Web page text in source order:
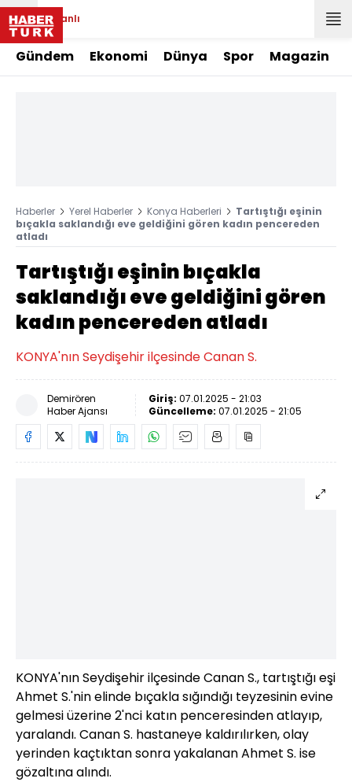
Canlı
Gündem Ekonomi Dünya Spor Magazin
Haberler Yerel Haberler Konya Haberleri
Tartıştığı eşinin
bıçakla saklandığı eve geldiğini gören kadın pencereden
atladı
Tartıştığı eşinin bıçakla
saklandığı eve geldiğini gören
kadın pencereden atladı
KONYA'nın Seydişehir ilçesinde Canan S.
Demirören
Haber Ajansı
Giriş: 07.01.2025 - 21:03
Güncelleme: 07.01.2025 - 21:05
KONYA'nın Seydişehir ilçesinde Canan S., tartıştığı eşi
Ahmet S.'nin elinde bıçakla sığındığı teyzesinin evine
gelmesi üzerine 2'nci katın penceresinden atlayıp,
yaralandı. Canan S. hastaneye kaldırılırken, olay
yerinden kaçtıktan sonra yakalanan Ahmet S. ise
gözaltına alındı.